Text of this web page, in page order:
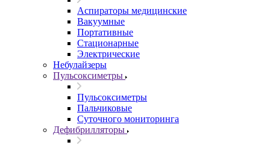
Аспираторы медицинские
Вакуумные
Портативные
Стационарные
Электрические
Небулайзеры
Пульсоксиметры
Пульсоксиметры
Пальчиковые
Суточного мониторинга
Дефибрилляторы